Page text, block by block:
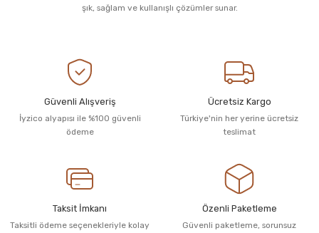
şık, sağlam ve kullanışlı çözümler sunar.
Güvenli Alışveriş
İyzico alyapısı ile %100 güvenli
ödeme
Ücretsiz Kargo
Türkiye'nin her yerine ücretsiz
teslimat
Taksit İmkanı
Taksitli ödeme seçenekleriyle kolay
Özenli Paketleme
Güvenli paketleme, sorunsuz